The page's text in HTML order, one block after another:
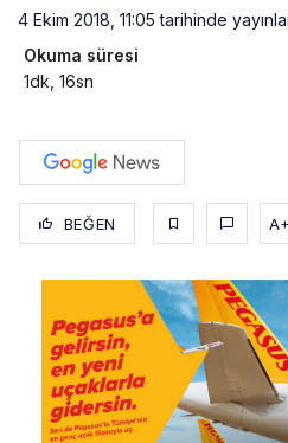
4 Ekim 2018, 11:05 tarihinde
Okuma süresi
1dk, 16sn
BEĞEN A+